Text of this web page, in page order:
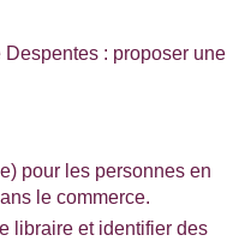
: proposer une
pour les personnes en
le commerce.
libraire et identifier des